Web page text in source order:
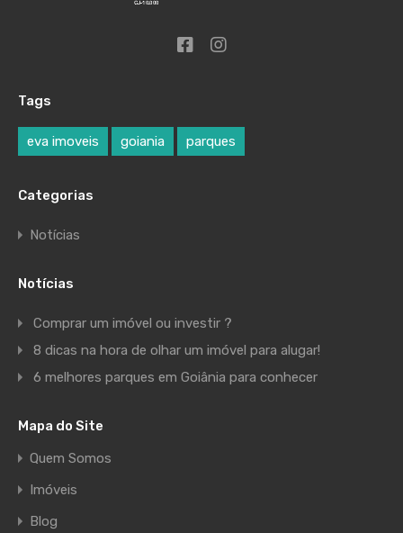
Tags
eva imoveis goiania parques
Categorias
Notícias
Notícias
Comprar um imóvel ou investir ?
8 dicas na hora de olhar um imóvel para alugar!
6 melhores parques em Goiânia para conhecer
Mapa do Site
Quem Somos
Imóveis
Blog